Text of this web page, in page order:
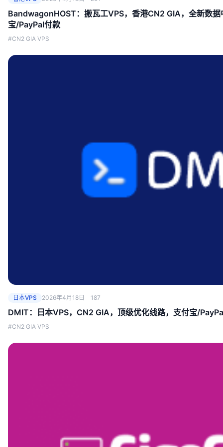
BandwagonHOST：搬瓦工VPS，香港CN2 GIA，全新数
宝/PayPal付款
#CN2 GIA VPS
日本VPS 2026年4月18日 187
DMIT：日本VPS，CN2 GIA，顶级优化线路，支付宝/
#CN2 GIA VPS